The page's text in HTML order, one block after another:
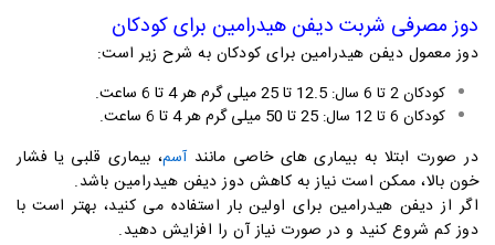
دوز مصرفی شربت دیفن هیدرامین برای کودکان
دوز معمول دیفن هیدرامین برای کودکان به شرح زیر است:
کودکان 2 تا 6 سال:
کودکان 6 تا 12 سال:
در صورت ابتلا به بیماری های خاصی مانندآسم، بیماری قلبی یا فشار
خون بالا، ممکن است نیاز به کاهش دوز دیفن هیدرامین باشد.
اگر از دیفن هیدرامین برای اولین بار استفاده می کنید، بهتر است با
دوز کم شروع کنید و در صورت نیاز آن را افزایش دهید.